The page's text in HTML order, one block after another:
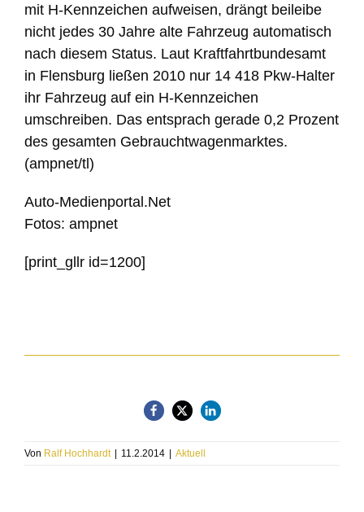
mit H-Kennzeichen aufweisen, drängt beileibe
nicht jedes 30 Jahre alte Fahrzeug automatisch
nach diesem Status. Laut Kraftfahrtbundesamt
in Flensburg ließen 2010 nur 14 418 Pkw-Halter
ihr Fahrzeug auf ein H-Kennzeichen
umschreiben. Das entsprach gerade 0,2 Prozent
des gesamten Gebrauchtwagenmarktes.
(ampnet/tl)
Auto-Medienportal.Net
Fotos: ampnet
[print_gllr id=1200]
Von Ralf Hochhardt | 11.2.2014 | Aktuell